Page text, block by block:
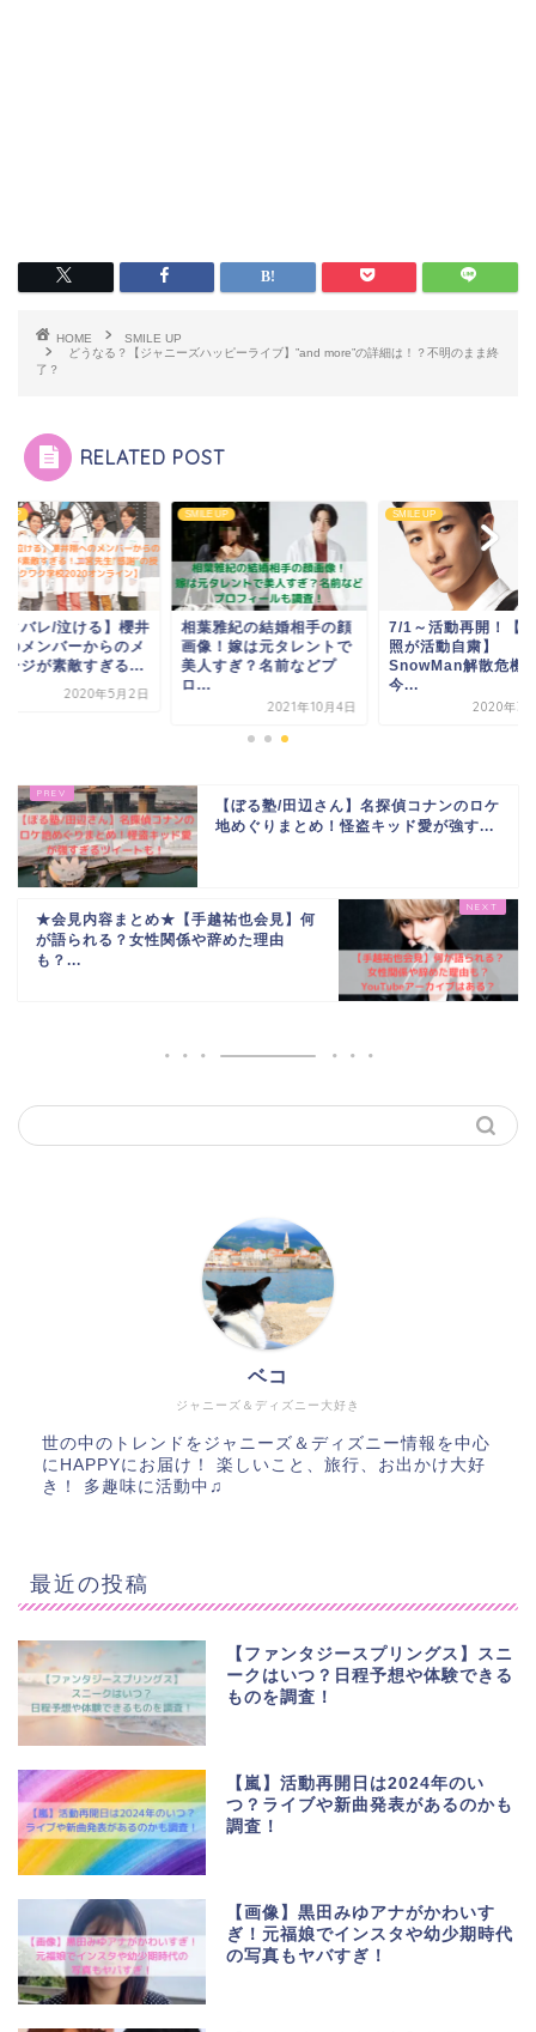
HOME
SMILE UP
どうなる？【ジャニーズハッピーライブ】”and more”の詳細は！？不明のまま終
了？
RELATED POST
UP
タバレ/泣ける】櫻井
のメンバーからのメ
ージが素敵すぎる...
2020年5月2日
SMILE UP
相葉雅紀の結婚相手の顔
画像！嫁は元タレントで
美人すぎ？名前などプ
ロ...
2021年10月4日
SMILE UP
7/1～活動再開！【
照が活動自粛】
SnowMan解散危機
今...
2020年3
【ぼる塾/田辺さん】名探偵コナンのロケ
地めぐりまとめ！怪盗キッド愛が強す...
★会見内容まとめ★【手越祐也会見】何
が語られる？女性関係や辞めた理由
も？...
ジャニーズ＆ディズニー大好き
ベコ
世の中のトレンドをジャニーズ＆ディズニー情報を中心
にHAPPYにお届け！ 楽しいこと、旅行、お出かけ大好
き！ 多趣味に活動中♫
最近の投稿
【ファンタジースプリングス】スニ
ークはいつ？日程予想や体験できる
ものを調査！
【嵐】活動再開日は2024年のい
つ？ライブや新曲発表があるのかも
調査！
【画像】黒田みゆアナがかわいす
ぎ！元福娘でインスタや幼少期時代
の写真もヤバすぎ！